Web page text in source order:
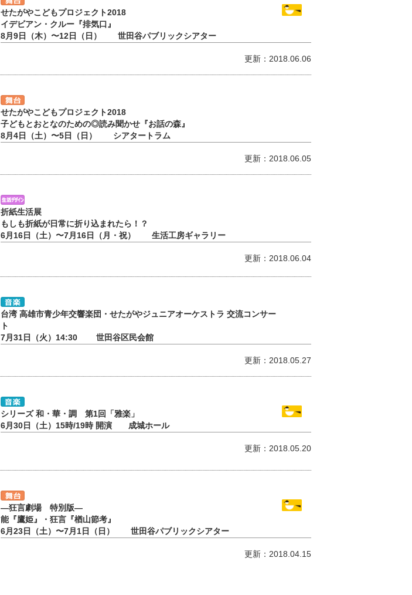
せたがやこどもプロジェクト2018
イデビアン・クルー『排気口』
8月9日（木）〜12日（日） 世田谷パブリックシアター
更新：2018.06.06
せたがやこどもプロジェクト2018
子どもとおとなのための◎読み聞かせ『お話の森』
8月4日（土）〜5日（日） シアタートラム
更新：2018.06.05
折紙生活展
もしも折紙が日常に折り込まれたら！？
6月16日（土）〜7月16日（月・祝） 生活工房ギャラリー
更新：2018.06.04
台湾 高雄市青少年交響楽団・せたがやジュニアオーケストラ 交流コンサー
ト
7月31日（火）14:30 世田谷区民会館
更新：2018.05.27
シリーズ 和・華・調 第1回「雅楽」
6月30日（土）15時/19時 開演 成城ホール
更新：2018.05.20
―狂言劇場 特別版―
能『鷹姫』・狂言『楢山節考』
6月23日（土）〜7月1日（日） 世田谷パブリックシアター
更新：2018.04.15